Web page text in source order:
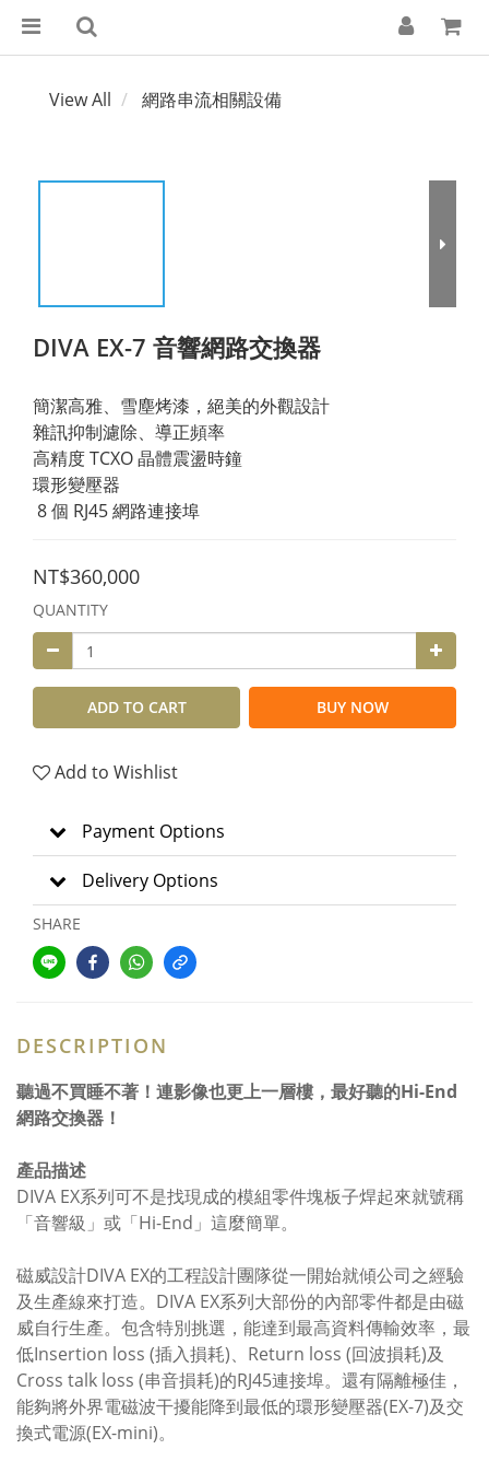
View All 網路串流相關設備
DIVA EX-7 音響網路交換器
簡潔高雅、雪塵烤漆，絕美的外觀設計
雜訊抑制濾除、導正頻率
高精度 TCXO 晶體震盪時鐘
環形變壓器
8 個 RJ45 網路連接埠
NT$360,000
QUANTITY
ADD TO CART BUY NOW
Add to Wishlist
Payment Options
Delivery Options
SHARE
DESCRIPTION
聽過不買睡不著！連影像也更上一層樓，最好聽的Hi-End
網路交換器！
產品描述
DIVA EX系列可不是找現成的模組零件塊板子焊起來就號稱
「音響級」或「Hi-End」這麼簡單。
磁威設計DIVA EX的工程設計團隊從一開始就傾公司之經驗
及生產線來打造。DIVA EX系列大部份的內部零件都是由磁
威自行生產。 包含特別挑選，能達到最高資料傳輸效率，最
低Insertion loss (插入損耗)、Return loss (回波損耗)及
Cross talk loss (串音損耗)的RJ45連接埠。 還有隔離極佳，
能夠將外界電磁波干擾能降到最低的環形變壓器(EX-7)及交
換式電源(EX-mini)。